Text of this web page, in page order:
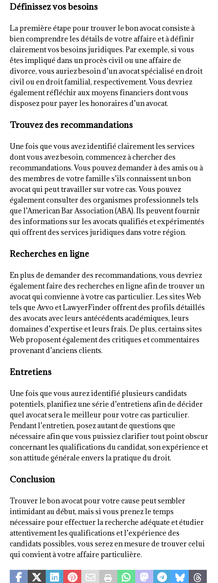
Définissez vos besoins
La première étape pour trouver le bon avocat consiste à
bien comprendre les détails de votre affaire et à définir
clairement vos besoins juridiques. Par exemple, si vous
êtes impliqué dans un procès civil ou une affaire de
divorce, vous auriez besoin d’un avocat spécialisé en droit
civil ou en droit familial, respectivement. Vous devriez
également réfléchir aux moyens financiers dont vous
disposez pour payer les honoraires d’un avocat.
Trouvez des recommandations
Une fois que vous avez identifié clairement les services
dont vous avez besoin, commencez à chercher des
recommandations. Vous pouvez demander à des amis ou à
des membres de votre famille s’ils connaissent un bon
avocat qui peut travailler sur votre cas. Vous pouvez
également consulter des organismes professionnels tels
que l’American Bar Association (ABA). Ils peuvent fournir
des informations sur les avocats qualifiés et expérimentés
qui offrent des services juridiques dans votre région.
Recherches en ligne
En plus de demander des recommandations, vous devriez
également faire des recherches en ligne afin de trouver un
avocat qui convienne à votre cas particulier. Les sites Web
tels que Avvo et LawyerFinder offrent des profils détaillés
des avocats avec leurs antécédents académiques, leurs
domaines d’expertise et leurs frais. De plus, certains sites
Web proposent également des critiques et commentaires
provenant d’anciens clients.
Entretiens
Une fois que vous aurez identifié plusieurs candidats
potentiels, planifiez une série d’entretiens afin de décider
quel avocat sera le meilleur pour votre cas particulier.
Pendant l’entretien, posez autant de questions que
nécessaire afin que vous puissiez clarifier tout point obscur
concernant les qualifications du candidat, son expérience et
son attitude générale envers la pratique du droit.
Conclusion
Trouver le bon avocat pour votre cause peut sembler
intimidant au début, mais si vous prenez le temps
nécessaire pour effectuer la recherche adéquate et étudier
attentivement les qualifications et l’expérience des
candidats possibles, vous serez en mesure de trouver celui
qui convient à votre affaire particulière.